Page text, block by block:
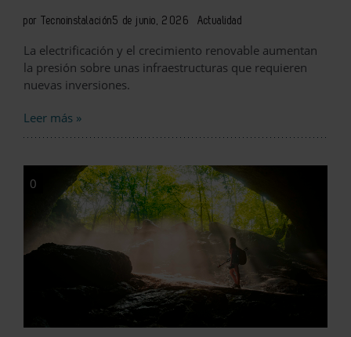
por Tecnoinstalación5 de junio, 2026 Actualidad
La electrificación y el crecimiento renovable aumentan
la presión sobre unas infraestructuras que requieren
nuevas inversiones.
Leer más »
0